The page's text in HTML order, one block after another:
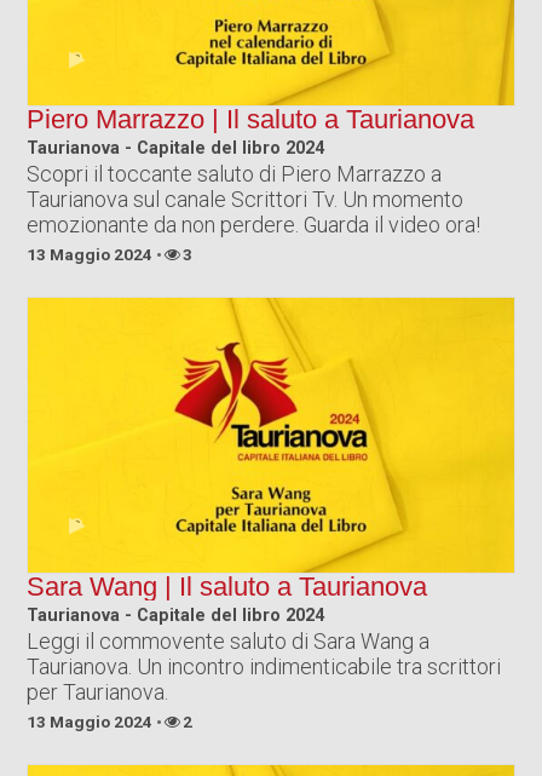
Piero Marrazzo | Il saluto a Taurianova
Taurianova - Capitale del libro 2024
Scopri il toccante saluto di Piero Marrazzo a
Taurianova sul canale Scrittori Tv. Un momento
emozionante da non perdere. Guarda il video ora!
13 Maggio 2024 3
Sara Wang | Il saluto a Taurianova
Taurianova - Capitale del libro 2024
Leggi il commovente saluto di Sara Wang a
Taurianova. Un incontro indimenticabile tra scrittori
per Taurianova.
13 Maggio 2024 2